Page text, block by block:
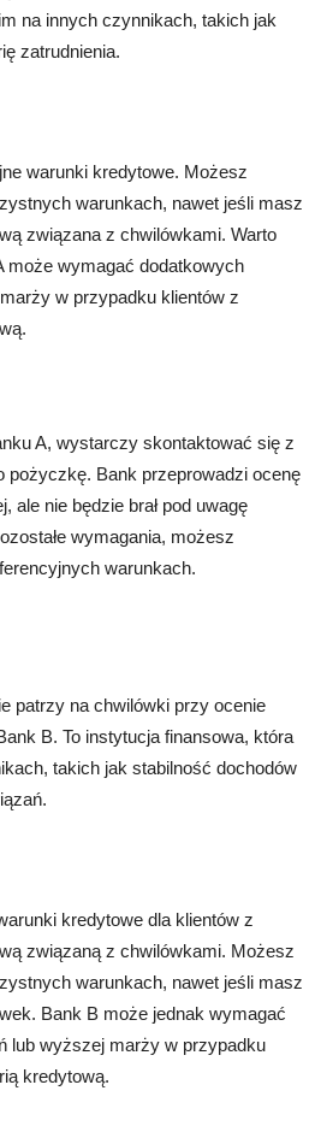
na innych czynnikach, takich jak
zatrudnienia.
warunki kredytowe. Możesz
warunkach, nawet jeśli masz
związana z chwilówkami. Warto
może wymagać dodatkowych
w przypadku klientów z
A, wystarczy skontaktować się z
pożyczkę. Bank przeprowadzi ocenę
ale nie będzie brał pod uwagę
wymagania, możesz
warunkach.
patrzy na chwilówki przy ocenie
B. To instytucja finansowa, która
takich jak stabilność dochodów
kredytowe dla klientów z
związaną z chwilówkami. Możesz
warunkach, nawet jeśli masz
Bank B może jednak wymagać
lub wyższej marży w przypadku
kredytową.